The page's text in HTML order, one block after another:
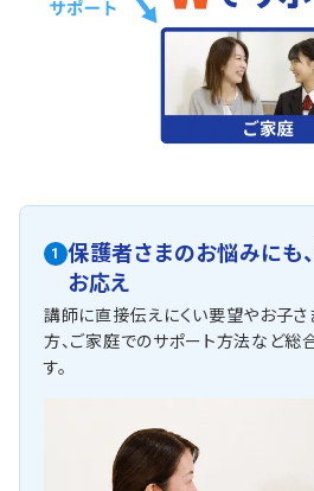
1 保護者さまのお悩みにも、
お応え
講師に直接伝えにくい要望やお子さ
方、ご家庭でのサポート方法など総
す。